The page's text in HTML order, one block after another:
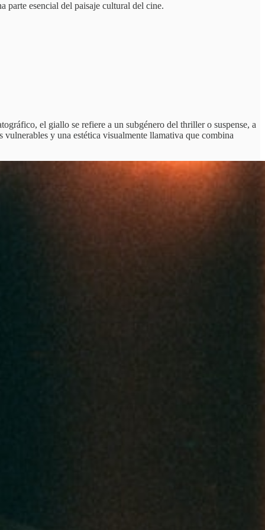
parte esencial del paisaje cultural del cine.
el giallo se refiere a un subgénero del thriller o suspense, a
y una estética visualmente llamativa que combina